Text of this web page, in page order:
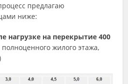
предлагаю
ниже:
нагрузке на перекрытие 400
полноценного жилого этажа,